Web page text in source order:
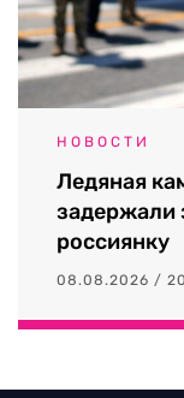
НОВОСТИ
Ледяная
россиянку
08.08.2026 /